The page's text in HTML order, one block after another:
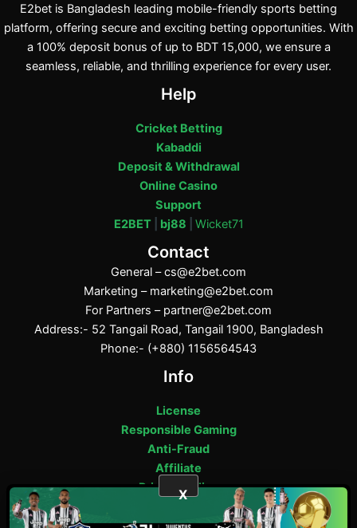
E2bet is Bangladesh leading mobile-friendly sports betting
platform, offering secure and exciting betting opportunities. With
a 100% deposit bonus of up to BDT 15,000, we ensure a
seamless, reliable, and thrilling experience for every user.
Help
Cricket Betting
Kabaddi
Deposit & Withdrawal
Online Casino
Support
E2BET| bj88 Wicket71
Contact
General –cs@e2bet.com
Marketing – marketing@e2bet.com
For Partners – partner@e2bet.com
Address:- 52 Tangail Road, Tangail 1900, Bangladesh
Phone:- (+880) 1156564543
Info
License
Responsible Gaming
Anti-Fraud
Affiliate
Privacy Policy
X